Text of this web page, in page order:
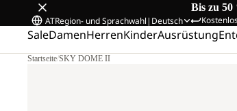
Bis zu
ATRegion- und Sprachwahl| Deutsch
SaleDamenHerrenKinderAusrüstung
Startseite/SKY DOME II